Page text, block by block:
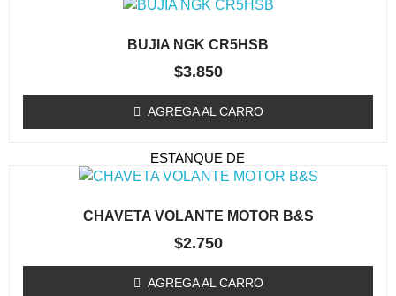
CAJA DE ENGRANAJE
FILTRO DE COMBUSTIBLE
DESMALEZADORA)
TAPA DE ARRANQUE
(ORILLADORA/DESMALEZADORA)
ESTANQUE DE
COMBUSTIBLE
EMBRAGUE / TAMBOR
(ORILLADORA/DESMALEZADORA)
BUJIA NGK CR5HSB
$3.850
AGREGA AL CARRO
CHAVETA VOLANTE MOTOR B&S
$2.750
AGREGA AL CARRO